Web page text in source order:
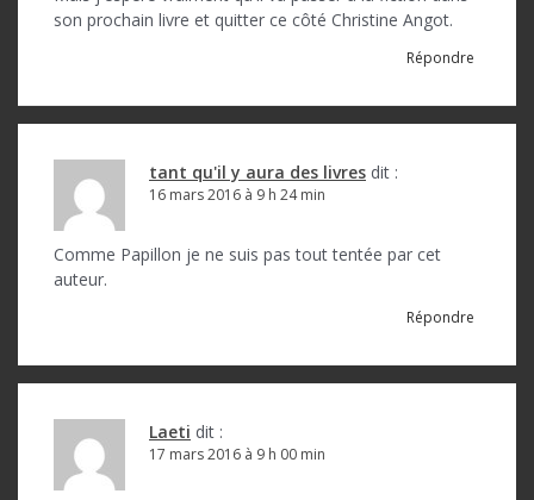
son prochain livre et quitter ce côté Christine Angot.
Répondre
tant qu'il y aura des livres dit :
16 mars 2016 à 9 h 24 min
Comme Papillon je ne suis pas tout tentée par cet
auteur.
Répondre
Laeti dit :
17 mars 2016 à 9 h 00 min